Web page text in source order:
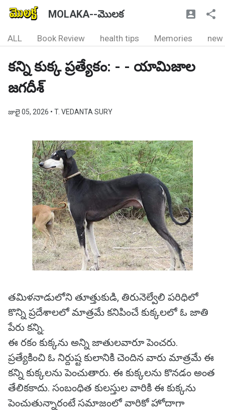
MOLAKA--మొలక
ALL Book Review health tips Memories new
కన్ని కుక్క ప్రత్యేకం: - - యామిజాల
జగదీశ్
జులై 05, 2026 • T. VEDANTA SURY
తమిళనాడులోని తూత్తుకుడి, తిరునెల్వేలి పరిధిలో
కొన్ని ప్రదేశాలలో మాత్రమే కనిపించే కుక్కలలో ఓ జాతి
పేరు కన్ని.
ఈ రకం కుక్కను అన్ని జాతులవారూ పెంచరు.
ప్రత్యేకించి ఓ నిర్దుష్ట కులానికి చెందిన వారు మాత్రమే ఈ
కన్ని కుక్కలను పెంచుతారు. ఈ కుక్కలను కొనడం అంత
తేలికకాదు. సంబంధిత కులస్తుల వారికి ఈ కుక్కను
పెంచుతున్నారంటే సమాజంలో వారికో హోదాగా